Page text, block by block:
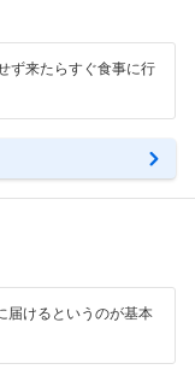
ず来たらすぐ食事に行
届けるというのが基本